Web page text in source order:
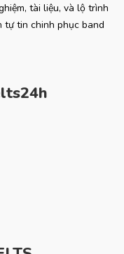
tài liệu, và lộ trình
tự tin chinh phục band